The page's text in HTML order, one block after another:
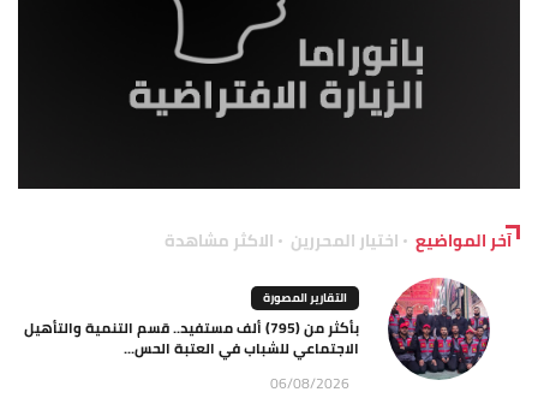
آخر المواضيع اختيار المحررين الاكثر مشاهدة
التقارير المصورة
بأكثر من (795) ألف مستفيد.. قسم التنمية والتأهيل
الاجتماعي للشباب في العتبة الحس...
06/08/2026